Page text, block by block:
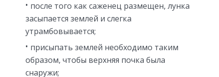
после того как саженец размещен, лунка
засыпается землей и слегка
утрамбовывается;
присыпать землей необходимо таким
образом, чтобы верхняя почка была
снаружи;